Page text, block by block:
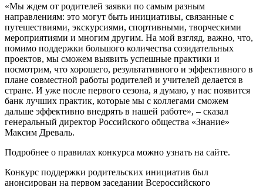
«Мы ждем от родителей заявки по самым разным
направлениям: это могут быть инициативы, связанные с
путешествиями, экскурсиями, спортивными, творческими
мероприятиями и многим другим. На мой взгляд, важно, что,
помимо поддержки большого количества созидательных
проектов, мы сможем выявить успешные практики и
посмотрим, что хорошего, результативного и эффективного в
плане совместной работы родителей и учителей делается в
стране. И уже после первого сезона, я думаю, у нас появится
банк лучших практик, которые мы с коллегами сможем
дальше эффективно внедрять в нашей работе», – сказал
генеральный директор Российского общества «Знание»
Максим Древаль.
Подробнее о правилах конкурса можно узнать на сайте.
Конкурс поддержки родительских инициатив был
анонсирован на первом заседании Всероссийского